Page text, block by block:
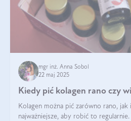
mgr inż. Anna Sobol
22 maj 2025
Kiedy pić kolagen rano czy
Kolagen można pić zarówno rano,
najważniejsze, aby robić to